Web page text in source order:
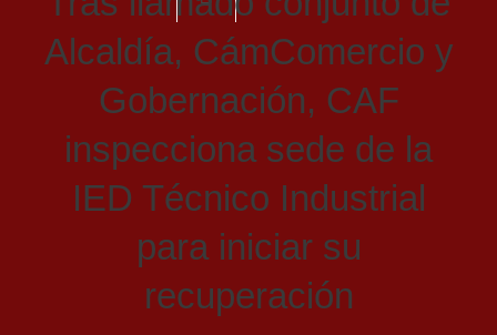
Alcaldía, CámComercio y
Gobernación, CAF
inspecciona sede de la
IED Técnico Industrial
para iniciar su
recuperación